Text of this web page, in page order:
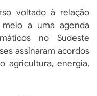
voltado à relação
a uma agenda
no Sudeste
assinaram acordos
agricultura, energia,